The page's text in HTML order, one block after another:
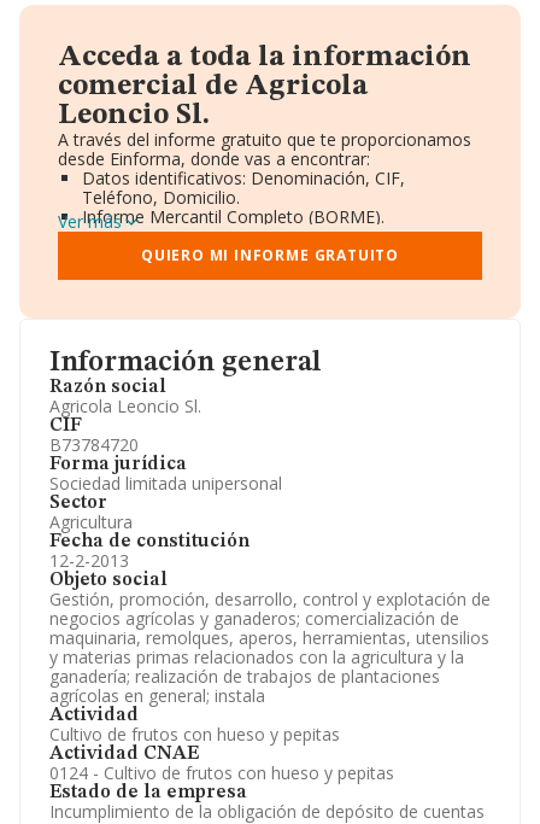
Información general
Razón social
Agricola Leoncio Sl.
CIF
B73784720
Forma jurídica
Sociedad limitada unipersonal
Sector
Agricultura
Fecha de constitución
12-2-2013
Objeto social
Gestión, promoción, desarrollo, control y explotación de
negocios agrícolas y ganaderos; comercialización de
maquinaria, remolques, aperos, herramientas, utensilios
y materias primas relacionados con la agricultura y la
ganadería; realización de trabajos de plantaciones
agrícolas en general; instala
Actividad
Cultivo de frutos con hueso y pepitas
Actividad CNAE
0124 - Cultivo de frutos con hueso y pepitas
Estado de la empresa
Incumplimiento de la obligación de depósito de cuentas
Acceda a toda la información
comercial de Agricola
Leoncio Sl.
A través del informe gratuito que te proporcionamos
desde Einforma, donde vas a encontrar:
Datos identificativos: Denominación, CIF,
Teléfono, Domicilio.
Informe Mercantil Completo (BORME).
Gráficos de Evolución Ventas y Empleados.
Consejo de Administración y Administradores.
Directivos y Ejecutivos.
Información oficial y registral complementaria.
Ver más
QUIERO MI INFORME GRATUITO